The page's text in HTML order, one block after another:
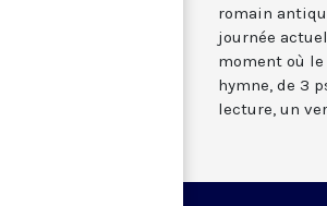
romain
journée
moment où
hymne, de 3
lecture, un